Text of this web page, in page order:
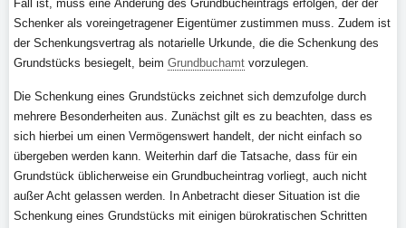
Fall ist, muss eine Änderung des Grundbucheintrags erfolgen, der der
Schenker als voreingetragener Eigentümer zustimmen muss. Zudem ist
der Schenkungsvertrag als notarielle Urkunde, die die Schenkung des
Grundstücks besiegelt, beim Grundbuchamt vorzulegen.
Die Schenkung eines Grundstücks zeichnet sich demzufolge durch
mehrere Besonderheiten aus. Zunächst gilt es zu beachten, dass es
sich hierbei um einen Vermögenswert handelt, der nicht einfach so
übergeben werden kann. Weiterhin darf die Tatsache, dass für ein
Grundstück üblicherweise ein Grundbucheintrag vorliegt, auch nicht
außer Acht gelassen werden. In Anbetracht dieser Situation ist die
Schenkung eines Grundstücks mit einigen bürokratischen Schritten